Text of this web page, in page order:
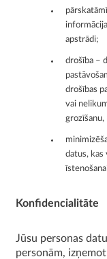
apstrādi;
drošība –
drošības
vai
datus, kas
Konfidencialitāte
Jūsu personas
personām,